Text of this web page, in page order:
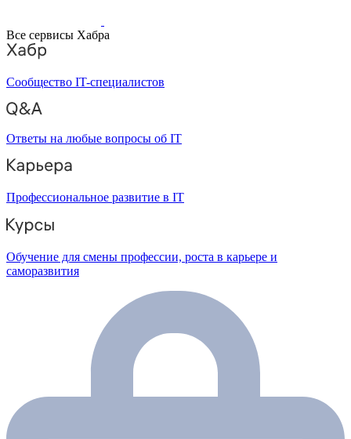
Все сервисы Хабра
Сообщество IT-специалистов
Ответы на любые вопросы об IT
Профессиональное развитие в IT
Обучение для смены профессии, роста в карьере и
саморазвития